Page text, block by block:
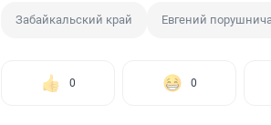
Забайкальский край Евгений
0 0